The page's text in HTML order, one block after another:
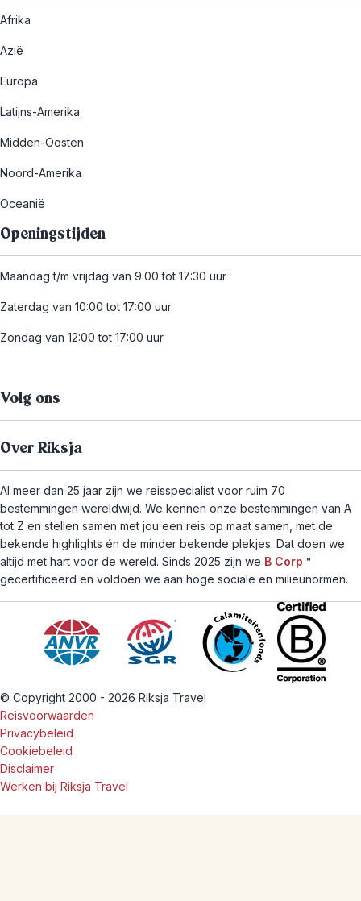
Afrika
Azië
Europa
Latijns-Amerika
Midden-Oosten
Noord-Amerika
Oceanië
Openingstijden
Maandag t/m vrijdag van 9:00 tot 17:30 uur
Zaterdag van 10:00 tot 17:00 uur
Zondag van 12:00 tot 17:00 uur
Volg ons
Over Riksja
Al meer dan 25 jaar zijn we reisspecialist voor ruim 70
bestemmingen wereldwijd. We kennen onze bestemmingen van A
tot Z en stellen samen met jou een reis op maat samen, met de
bekende highlights én de minder bekende plekjes. Dat doen we
altijd met hart voor de wereld. Sinds 2025 zijn we B Corp™
gecertificeerd en voldoen we aan hoge sociale en milieunormen.
© Copyright 2000 - 2026 Riksja Travel
Reisvoorwaarden
Privacybeleid
Cookiebeleid
Disclaimer
Werken bij Riksja Travel